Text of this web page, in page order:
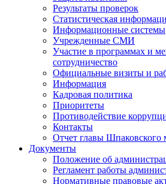
Результаты проверок
Статистическая
Информационные системы
Учрежденные СМИ
Участие в программах и
сотрудничество
Официальные визиты и
Информация
Кадровая политика
Приоритеты
Противодействие
Контакты
Отчет главы Шпаковского
Документы
Положение об
Регламент работы
Нормативные правовые